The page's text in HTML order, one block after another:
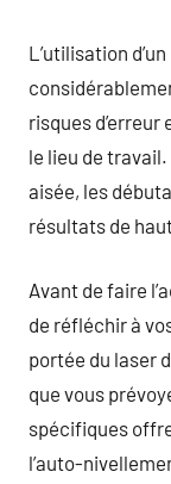
L’utilisation
risques
le lieu de
aisée, les
résultats de
Avant de faire
de réfléchir à
portée du laser
que vous
spécifiques
l’auto-